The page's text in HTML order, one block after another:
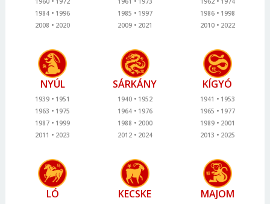
1984
1996
2008
2020
1985
1997
2009
2021
1986
1998
2010
2022
NYÚL
1939
1951
1963
1975
1987
1999
2011
2023
SÁRKÁNY
1940
1952
1964
1976
1988
2000
2012
2024
KÍGYÓ
1941
1953
1965
1977
1989
2001
2013
2025
LÓ KECSKE MAJOM